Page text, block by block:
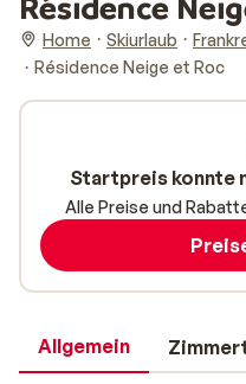
Home Skiurlaub
Résidence Neige et Roc
Allgemein
Startpreis konnte
Alle Preise und